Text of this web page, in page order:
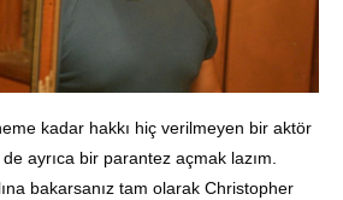
kadar hakkı hiç verilmeyen bir aktör
ayrıca bir parantez açmak lazım.
bakarsanız tam olarak Christopher